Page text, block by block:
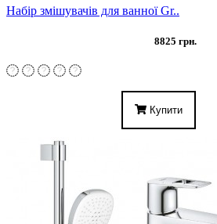
Набір змішувачів для ванної Gr..
8825 грн.
Купити